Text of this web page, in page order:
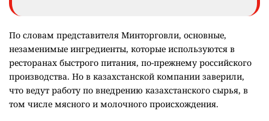
По словам представителя Минторговли, основные,
незаменимые ингредиенты, которые используются в
ресторанах быстрого питания, по-прежнему российского
производства. Но в казахстанской компании заверили,
что ведут работу по внедрению казахстанского сырья, в
том числе мясного и молочного происхождения.